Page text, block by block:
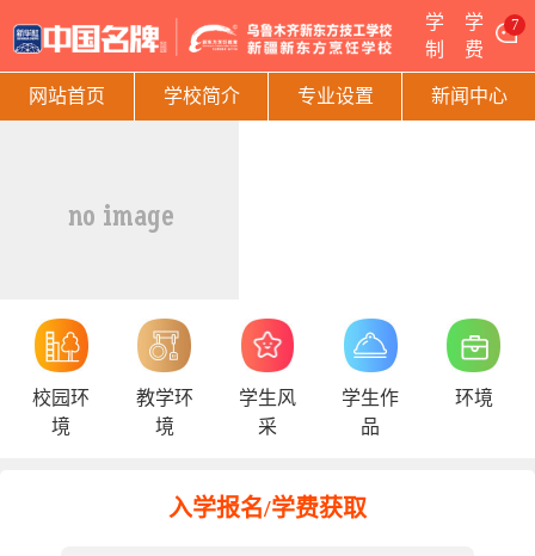
学
制
学
费
7
网站首页 学校简介 专业设置 新闻中心
校园环
境
教学环
境
学生风
采
学生作
品
环境
入学报名/学费获取